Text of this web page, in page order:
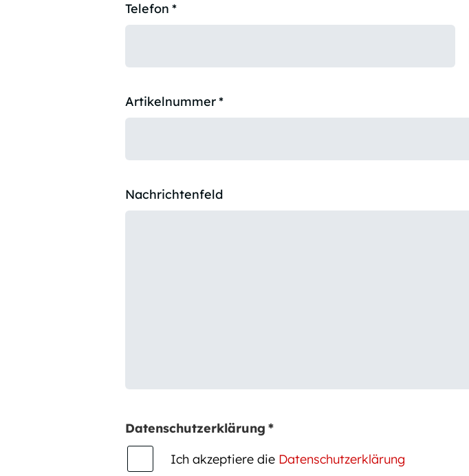
Telefon *
Artikelnummer*
Nachrichtenfeld
Datenschutzerklärung *
Ich akzeptiere die Datenschutzerklärung